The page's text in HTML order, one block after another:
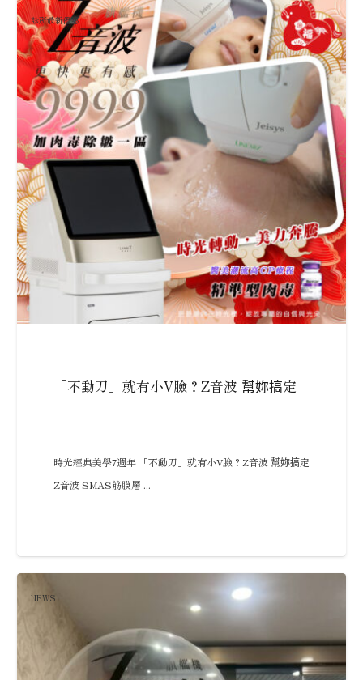
診所最新優惠
「不動刀」就有小V臉？Z音波 幫妳搞定
時光經典美學7週年 「不動刀」就有小V臉？Z音波 幫妳搞定
Z音波 SMAS筋膜層 ...
NEWS